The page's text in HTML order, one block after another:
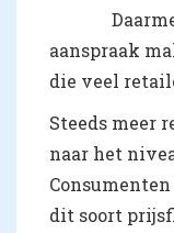
aanspraak
die veel
Steeds meer
naar het
dit soort